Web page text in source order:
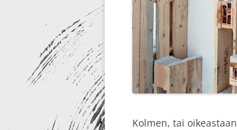
Kolmen, tai